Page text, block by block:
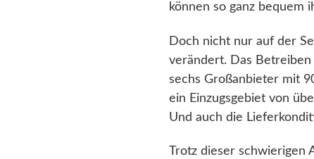
können so ganz bequem
Doch nicht nur auf der
verändert. Das
sechs Großanbieter mit
ein Einzugsgebiet von
Und auch die
Trotz dieser